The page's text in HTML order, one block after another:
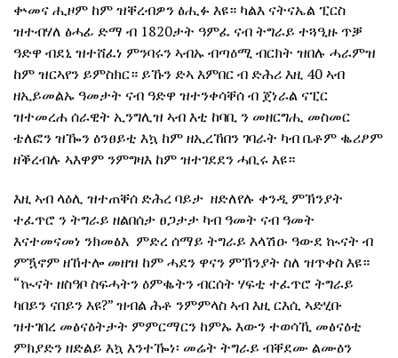
ቍመና ሒዞም ከም ዝቐረብዎን ፅሒፉ እዩ። ካልእ ናትናኤል ፒርስ
ዝተብሃለ ፅሓፊ ድማ ብ 1820ታት ዓምፈ ናብ ትግራይ ተጓዒዙ ጥቓ
ዓድዋ ብደኒ ዝተሸፈነ ምንባሩን ኣብኡ ብጣዕሚ ብርክት ዝበሉ ሓራምዝ
ከም ዝርኣየን ይምስክር። ይኹን ድኣ እምበር ብ ድሕሪ እዚ 40 ኣብ
ዘኢይመልኡ ዓመታት ናብ ዓድዋ ዝተንቀሳቐሰ ብ ጀነራል ናፒር
ዝተመረሐ ሰራዊት ኢንግሊዝ ኣብ እቲ ከባቢ ን መዘርግሒ መስመር
ቴለፎን ዝዀን ዕንፀይቲ እኳ ከም ዘኢረኸበን ገባራት ካብ ቤቶም ቈሪፆም
ዘቕረብሉ ኣእዋም ንምግዛእ ከም ዝተገደደን ሓቢሩ እዩ።
እዚ ኣብ ላዕሊ ዝተጠቐሰ ድሕረ ባይታ ዘድለየሉ ቀንዲ ምኽንያት
ተፈጥሮ ን ትግራይ ዘልበሰታ ፀጋታታ ካብ ዓመት ናብ ዓመት
እናተመናመነ ንክመፅእ ምድረ ሰማይ ትግራይ እላሽዑ ዓውደ ኲናት ብ
ምዃኖም ዘኸተሎ መዘዝ ከም ሓደን ዋናን ምኽንያት ስለ ዝጥቀስ እዩ።
“ኲናት ዘስዓቦ ስፍሓትን ዕምቈትን ብርሰት ሃፍቲ ተፈጥሮ ትግራይ
ካበይን ናበይን እዩ?” ዝብል ሕቶ ንምምላስ ኣብ እዚ ርእሲ ኣድሂቡ
ዝተገበረ መፅናዕትታት ምምርማርን ከምኡ እውን ተወሳኺ መፅናዕቲ
ምክያድን ዘድልይ እኳ እንተዀነ፡ መሬት ትግራይ ብቐደሙ ልሙዕን